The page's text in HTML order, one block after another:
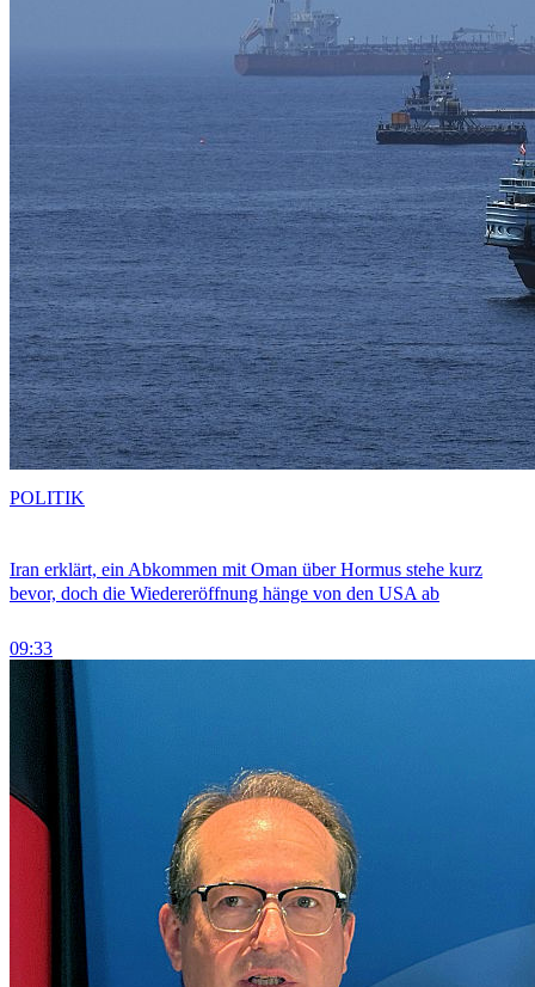
Iran erklärt, ein Abkommen mit Oman über Hormus stehe kurz
bevor, doch die Wiedereröffnung hänge von den USA ab
09:33
POLITIK